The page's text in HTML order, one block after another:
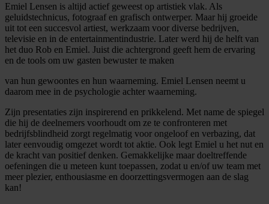
Emiel Lensen is altijd actief geweest op artistiek vlak. Als
geluidstechnicus, fotograaf en grafisch ontwerper. Maar hij groeide
uit tot een succesvol artiest, werkzaam voor diverse bedrijven,
televisie en in de entertainmentindustrie. Later werd hij de helft van
het duo Rob en Emiel. Juist die achtergrond geeft hem de ervaring
en de tools om uw gasten bewuster te maken
van hun gewoontes en hun waarneming. Emiel Lensen neemt u
daarom mee in de psychologie achter waarneming.
Zijn presentaties zijn inspirerend en prikkelend. Met name de spiegel
die hij de deelnemers voorhoudt om ze te confronteren met
bedrijfsblindheid zorgt regelmatig voor ongeloof en verbazing, dat
later eenvoudig omgezet wordt tot aktie. Ook legt Emiel u het nut en
de kracht van positief denken. Gemakkelijke maar doeltreffende
oefeningen die u meteen kunt toepassen, zodat u en/of uw team met
meer plezier, enthousiasme en doorzettingsvermogen aan de slag
kan!